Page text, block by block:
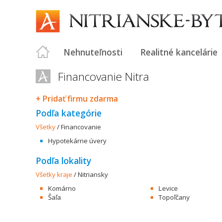
Nehnuteľnosti Realitné kancelárie
Financovanie Nitra
+ Pridať firmu zdarma
Podľa kategórie
Všetky/Financovanie
Hypotekárne úvery
Podľa lokality
Všetky kraje /Nitriansky
Komárno
Levice
Šaľa
Topoľčany